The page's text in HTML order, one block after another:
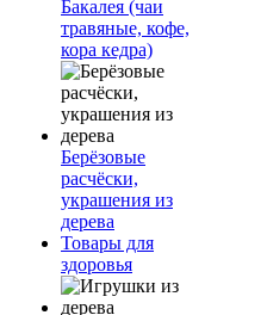
Бакалея (чаи
травяные, кофе,
кора кедра)
Берёзовые
расчёски,
украшения из
дерева
Товары для
здоровья